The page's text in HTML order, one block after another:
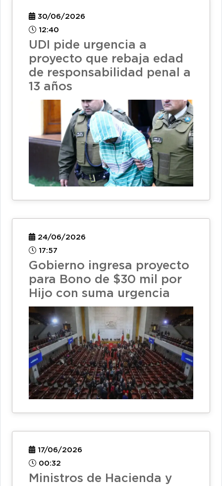
30/06/2026
12:40
UDI pide urgencia a
proyecto que rebaja edad
de responsabilidad penal a
13 años
24/06/2026
17:57
Gobierno ingresa proyecto
para Bono de $30 mil por
Hijo con suma urgencia
17/06/2026
00:32
Ministros de Hacienda y